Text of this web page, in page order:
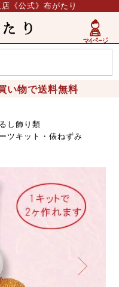
《公式》布がたり
い物で送料無料
し飾り類
ツキット・俵ねずみ